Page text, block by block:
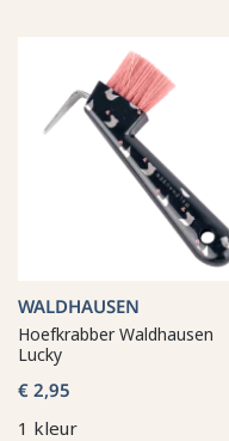
WALDHAUSEN
Hoefkrabber Waldhausen
Lucky
€ 2,95
1 kleur